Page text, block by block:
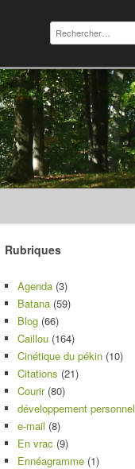
Rechercher :
Rubriques
Agenda (3)
Batana (59)
Blog (66)
Caillou (164)
Cinétique du pékin (10)
Citations (21)
Courir(80)
développement personnel
e-mail (8)
En vrac (9)
Ennéagramme (1)